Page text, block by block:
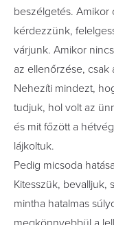
beszélgetés. Amikor
kérdezzünk,
várjunk. Amikor
az ellenőrzése, csak
Nehezíti mindezt,
tudjuk, hol volt az
és mit főzött a
lájkoltuk.
Pedig micsoda
Kitesszük, bevalljuk,
mintha hatalmas